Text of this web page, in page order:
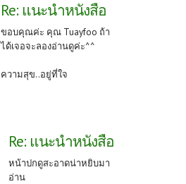
Re: แนะนำหนังสือ
ขอบคุณค่ะ คุณ Tuayfoo ถ้า
ได้เจอจะลองอ่านดูค่ะ^^
ความสุข..อยู่ที่ใจ
Re: แนะนำหนังสือ
หน้าปกดูสะอาดน่าหยิบมา
อ่าน